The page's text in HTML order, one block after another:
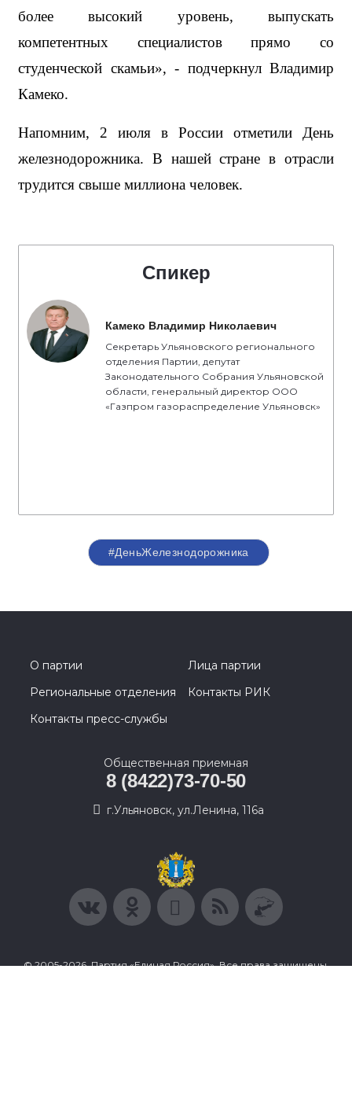
более высокий уровень, выпускать
компетентных специалистов прямо со
студенческой скамьи», - подчеркнул Владимир
Камеко.
Напомним, 2 июля в России отметили День
железнодорожника. В нашей стране в отрасли
трудится свыше миллиона человек.
Спикер
Камеко Владимир Николаевич
Секретарь Ульяновского регионального
отделения Партии, депутат
Законодательного Собрания Ульяновской
области, генеральный директор ООО
«Газпром газораспределение Ульяновск»
#ДеньЖелезнодорожника
О партии
Лица партии
Региональные отделения
Контакты РИК
Контакты пресс-службы
Общественная приемная
8 (8422)73-70-50
г.Ульяновск, ул.Ленина, 116а
© 2005-2026, Партия «Единая Россия». Все права защищены.